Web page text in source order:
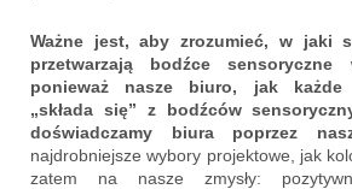
Ważne jest, aby zrozumieć, w jaki
przetwarzają bodźce
ponieważ nasze biuro, jak każde
„składa się” z bodźców
doświadczamy biura poprzez
najdrobniejsze wybory projektowe, jak
zatem na nasze zmysły: